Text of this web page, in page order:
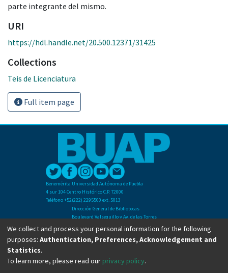
parte integrante del mismo.
URI
https://hdl.handle.net/20.500.12371/31425
Collections
Teis de Licenciatura
Full item page
Benemérita Universidad Autónoma de Puebla
4 sur 104 Centro Histórico C.P. 72000
Teléfono +52(222) 2295500 ext. 5013
Dirección General de Bibliotecas
Boulevard Valsequillo y Av. de las Torres
Ciudad Universitaria. Col. San Manuel
C.P. 72570
Teléfono +52 (222) 2295500 Ext 2901
We collect and process your personal information for the following
purposes: Authentication, Preferences, Acknowledgement and
Statistics.
To learn more, please read our privacy policy.